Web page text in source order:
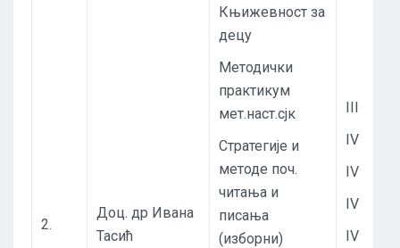
2.
Доц. др Ивана
Тасић
Књижевност за
децу
Методички
практикум
мет.наст.сјк
Стратегије и
методе поч.
читања и
писања
(изборни)
III
IV
IV
IV
IV